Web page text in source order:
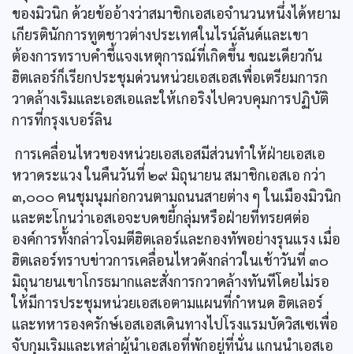
ของมิวนิก ด้วยข้ออ้างว่าสมาชิกเอสเอจำนวนหนึ่งได้หยาม
เกียรตินักการทูตชาวต่างประเทศในไรน์ลันด์และเขา
ต้องการทราบคำชี้แจงเหตุการณ์ที่เกิดขึ้น ขณะเดียวกัน
ฮิตเลอร์ก็เรียกประชุมด่วนหน่วยเอสเอสเพื่อเตรียมการก
วาดล้างเริมและเอสเอและให้เกอริงไปควบคุมการปฏิบัติ
การที่กรุงเบอร์ลิน
การเคลื่อนไหวของหน่วยเอสเอสมีส่วนทำให้ฝ่ายเอสเอ
หวาดระแวง ในคืนวันที่ ๒๙ มิถุนายน สมาชิกเอสเอ กว่า
๓,๐๐๐ คนชุมนุมก่อกวนตามถนนสายต่าง ๆ ในเมืองมิวนิก
และตะโกนว่าเอสเอจะบดขยี้กลุ่มหรือฝ่ายที่ทรยศต่อ
องค์การทั้งกล่าวโจมตีฮิตเลอร์และกองทัพอย่างรุนแรง เมื่อ
ฮิตเลอร์ทราบข่าวการเคลื่อนไหวดังกล่าวในเช้าวันที่ ๓๐
มิถุนายนเขาโกรธมากและสั่งการกวาดล้างทันทีโดยไม่รอ
ให้มีการประชุมหน่วยเอสเอตามแผนที่กำหนด ฮิตเลอร์
และทหารองครักษ์เอสเอสเดินทางไปโรงแรมบัดวิสเซเพื่อ
จับกุมเริมและเหล่าผู้นำเอสเอที่พักอยู่ที่นั่น แกนนำเอสเอ